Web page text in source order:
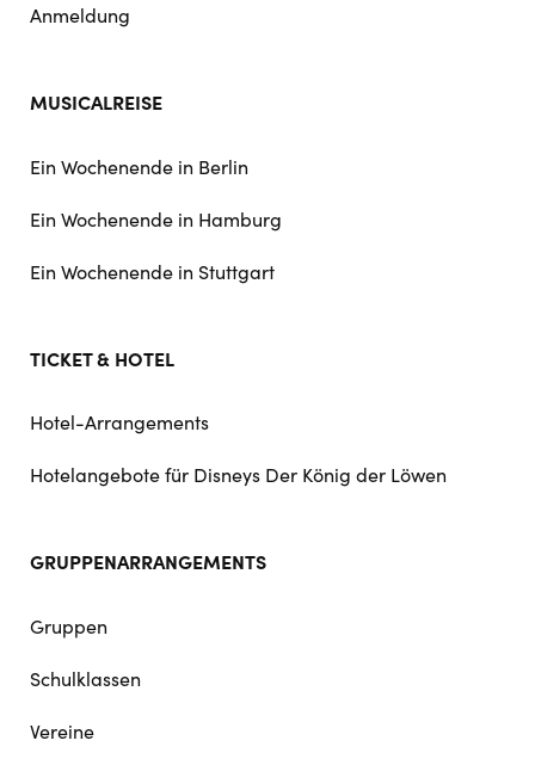
Anmeldung
MUSICALREISE
Ein Wochenende in Berlin
Ein Wochenende in Hamburg
Ein Wochenende in Stuttgart
TICKET & HOTEL
Hotel-Arrangements
Hotelangebote für Disneys Der König der Löwen
GRUPPENARRANGEMENTS
Gruppen
Schulklassen
Vereine